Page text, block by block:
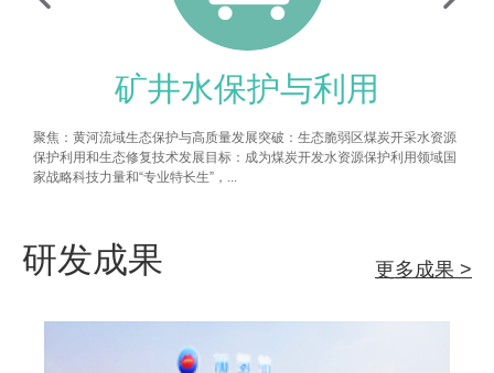
矿井水保护与利用
聚焦：黄河流域生态保护与高质量发展突破：生态脆弱区煤炭开采水资源
保护利用和生态修复技术发展目标：成为煤炭开发水资源保护利用领域国
家战略科技力量和“专业特长生”，...
研发成果 更多成果 >